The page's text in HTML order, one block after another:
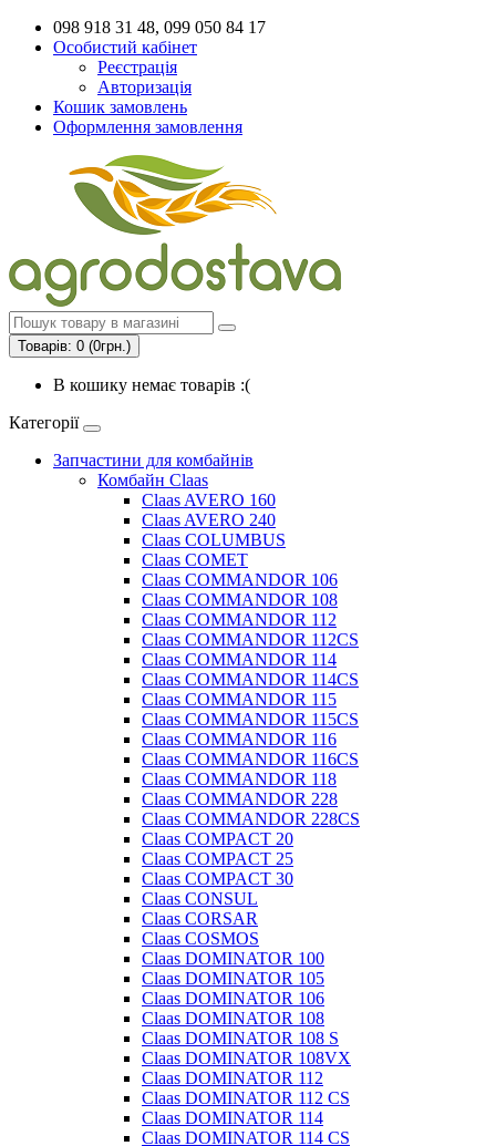
098 918 31 48, 099 050 84 17
Особистий кабінет
Реєстрація
Авторизація
Кошик замовлень
Оформлення замовлення
Товарів: 0 (0грн.)
В кошику немає товарів :(
Категорії
Запчастини для комбайнів
Комбайн Claas
Claas AVERO 160
Claas AVERO 240
Claas COLUMBUS
Claas COMET
Claas COMMANDOR 106
Claas COMMANDOR 108
Claas COMMANDOR 112
Claas COMMANDOR 112CS
Claas COMMANDOR 114
Claas COMMANDOR 114CS
Claas COMMANDOR 115
Claas COMMANDOR 115CS
Claas COMMANDOR 116
Claas COMMANDOR 116CS
Claas COMMANDOR 118
Claas COMMANDOR 228
Claas COMMANDOR 228CS
Claas COMPACT 20
Claas COMPACT 25
Claas COMPACT 30
Claas CONSUL
Claas CORSAR
Claas COSMOS
Claas DOMINATOR 100
Claas DOMINATOR 105
Claas DOMINATOR 106
Claas DOMINATOR 108
Claas DOMINATOR 108 S
Claas DOMINATOR 108VX
Claas DOMINATOR 112
Claas DOMINATOR 112 CS
Claas DOMINATOR 114
Claas DOMINATOR 114 CS